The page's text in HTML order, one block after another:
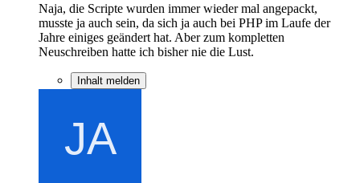
Naja, die Scripte wurden immer wieder mal angepackt,
musste ja auch sein, da sich ja auch bei PHP im Laufe der
Jahre einiges geändert hat. Aber zum kompletten
Neuschreiben hatte ich bisher nie die Lust.
Inhalt melden